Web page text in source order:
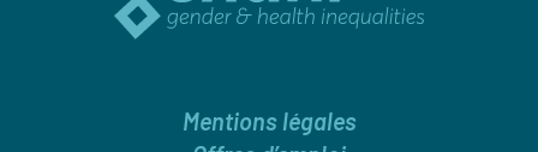
Mentions légales